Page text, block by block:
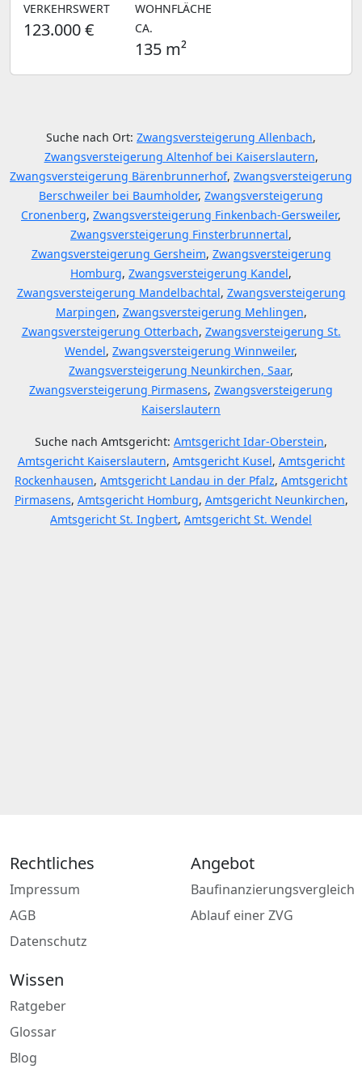
VERKEHRSWERT
123.000 €
WOHNFLÄCHE
CA.
135 m²
Suche nach Ort: Zwangsversteigerung Allenbach,
Zwangsversteigerung Altenhof bei Kaiserslautern,
Zwangsversteigerung Bärenbrunnerhof, Zwangsversteigerung
Berschweiler bei Baumholder, Zwangsversteigerung
Cronenberg, Zwangsversteigerung Finkenbach-Gersweiler,
Zwangsversteigerung Finsterbrunnertal,
Zwangsversteigerung Gersheim, Zwangsversteigerung
Homburg, Zwangsversteigerung Kandel,
Zwangsversteigerung Mandelbachtal, Zwangsversteigerung
Marpingen, Zwangsversteigerung Mehlingen,
Zwangsversteigerung Otterbach, Zwangsversteigerung St.
Wendel, Zwangsversteigerung Winnweiler,
Zwangsversteigerung Neunkirchen, Saar,
Zwangsversteigerung Pirmasens, Zwangsversteigerung
Kaiserslautern
Suche nach Amtsgericht: Amtsgericht Idar-Oberstein,
Amtsgericht Kaiserslautern, Amtsgericht Kusel, Amtsgericht
Rockenhausen, Amtsgericht Landau in der Pfalz, Amtsgericht
Pirmasens, Amtsgericht Homburg, Amtsgericht Neunkirchen,
Amtsgericht St. Ingbert, Amtsgericht St. Wendel
Rechtliches
Impressum
AGB
Datenschutz
Angebot
Baufinanzierungsvergleich
Ablauf einer ZVG
Wissen
Ratgeber
Glossar
Blog